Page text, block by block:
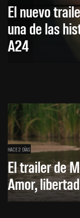
El nuevo
una de las
A24
HACE 2 DÍAS
El trailer de
Amor,